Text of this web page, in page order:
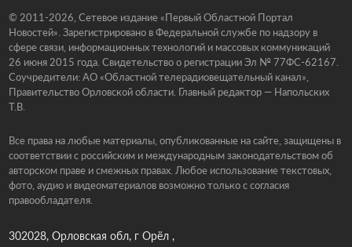
© 2011-2026, Сетевое издание «Первый Областной Портал
Новостей». Зарегистрировано в Федеральной службе по надзору в
сфере связи, информационных технологий и массовых коммуникаций
26 июня 2015 года. Свидетельство о регистрации Эл № 77ФС-62167.
Соучредители: АО «Областной телерадиовещательный канал»,
Правительство Орловской области. Главный редактор — Напольских
Т.В.
Все права на любые материалы, опубликованные на сайте, защищены в
соответствии с российским и международным законодательством об
авторском праве и смежных правах. Любое использование текстовых,
фото, аудио и видеоматериалов возможно только с согласия
правообладателя.
302028, Орловская обл, г Орёл ,